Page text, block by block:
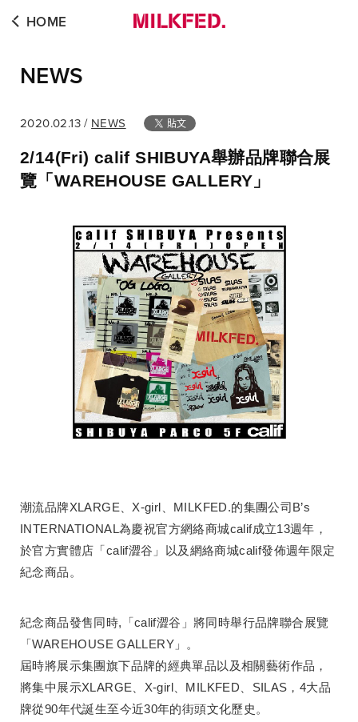
NEWS
HOME
2020.02.13 / NEWS
2/14(Fri) calif SHIBUYA舉辦品牌聯合展
覽「WAREHOUSE GALLERY」
潮流品牌XLARGE、X-girl、MILKFED.的集團公司B’s
INTERNATIONAL為慶祝官方網絡商城calif成立13週年，
於官方實體店「calif澀谷」以及網絡商城calif發佈週年限定
紀念商品。
紀念商品發售同時,「calif澀谷」將同時舉行品牌聯合展覽
「WAREHOUSE GALLERY」。
屆時將展示集團旗下品牌的經典單品以及相關藝術作品，
將集中展示XLARGE、X-girl、MILKFED、SILAS，4大品
牌從90年代誕生至今近30年的街頭文化歷史。